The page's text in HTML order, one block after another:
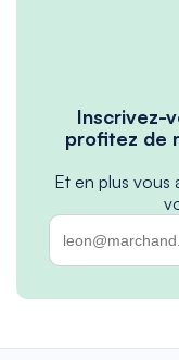
Inscrivez-
profitez de
Et en plus vous